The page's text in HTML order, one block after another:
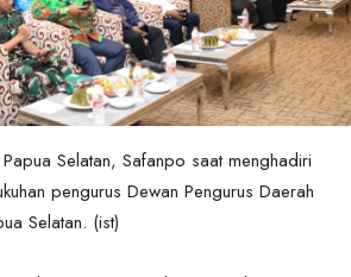
Selatan, Safanpo saat menghadiri
pengurus Dewan Pengurus Daerah
Selatan. (ist)